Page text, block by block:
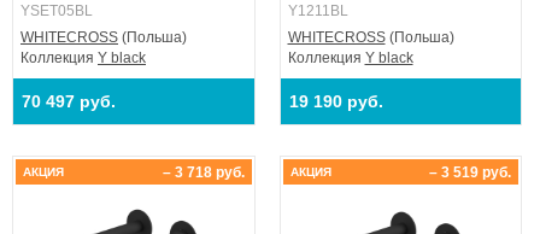
YSET05BL
WHITECROSS (Польша)
Коллекция Y black
70 497 руб.
Y1211BL
WHITECROSS(Польша)
Коллекция Y black
19 190 руб.
– 3 718 руб.
АКЦИЯ – 3 519 руб.
АКЦИЯ